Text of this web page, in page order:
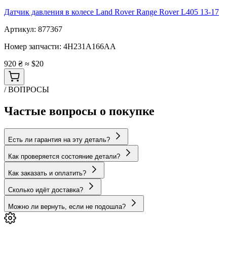
Датчик давления в колесе Land Rover Range Rover L405 13-17
Артикул: 877367
Номер запчасти: 4H231A166AA
920 ₴ ≈ $20
/ ВОПРОСЫ
Частые вопросы о покупке
Есть ли гарантия на эту деталь?
Как проверяется состояние детали?
Как заказать и оплатить?
Сколько идёт доставка?
Можно ли вернуть, если не подошла?